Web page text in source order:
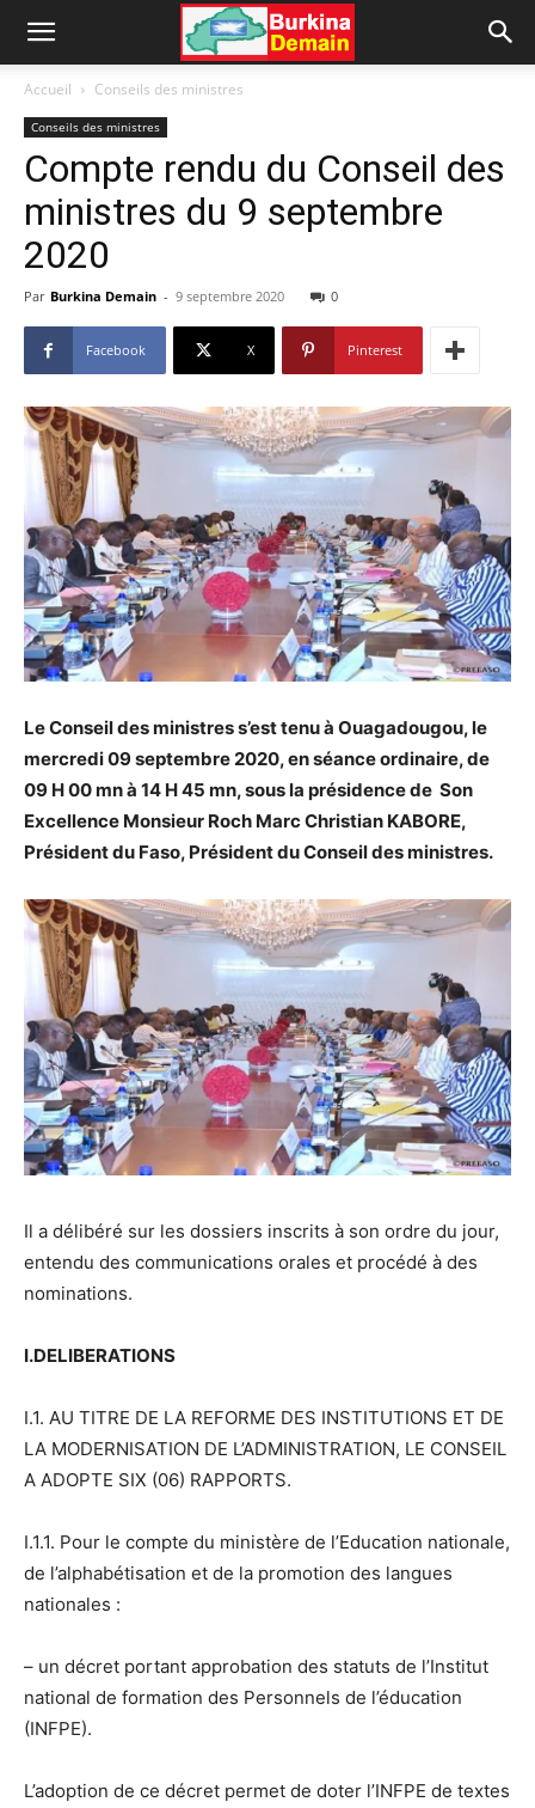
Accueil Conseils des ministres
Conseils des ministres
Compte rendu du Conseil des
ministres du 9 septembre
2020
Par Burkina Demain - 9 septembre 2020 0
Facebook X Pinterest
Le Conseil des ministres s’est tenu à Ouagadougou, le
mercredi 09 septembre 2020, en séance ordinaire, de
09 H 00 mn à 14 H 45 mn, sous la présidence de Son
Excellence Monsieur Roch Marc Christian KABORE,
Président du Faso, Président du Conseil des ministres.
Il a délibéré sur les dossiers inscrits à son ordre du jour,
entendu des communications orales et procédé à des
nominations.
I.DELIBERATIONS
I.1. AU TITRE DE LA REFORME DES INSTITUTIONS ET DE
LA MODERNISATION DE L’ADMINISTRATION, LE CONSEIL
A ADOPTE SIX (06) RAPPORTS.
I.1.1. Pour le compte du ministère de l’Education nationale,
de l’alphabétisation et de la promotion des langues
nationales :
– un décret portant approbation des statuts de l’Institut
national de formation des Personnels de l’éducation
(INFPE).
L’adoption de ce décret permet de doter l’INFPE de textes